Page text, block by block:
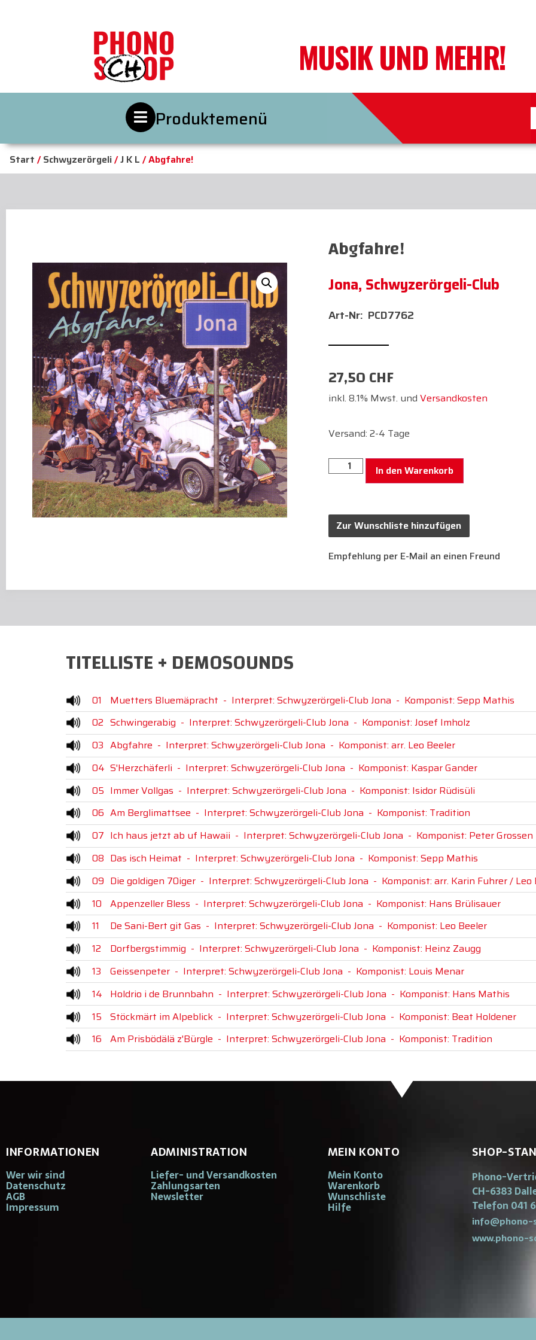
MUSIK UND MEHR!
Produktemenü
Start /Schwyzerörgeli/J K L / Abgfahre!
Abgfahre!
Jona, Schwyzerörgeli-Club
PCD7762
27,50CHF
inkl. 8.1% Mwst. und Versandkosten
Versand: 2-4 Tage
In den Warenkorb
Zur Wunschliste hinzufügen
Empfehlung per E-Mail an einen Freund
TITELLISTE + DEMOSOUNDS
01 Muetters Bluemäpracht - Interpret: Schwyzerörgeli-Club Jona - Komponist: Sepp Mathis
02 Schwingerabig - Interpret: Schwyzerörgeli-Club Jona - Komponist: Josef Imholz
03 Abgfahre - Interpret: Schwyzerörgeli-Club Jona - Komponist: arr. Leo Beeler
04 S'Herzchäferli - Interpret: Schwyzerörgeli-Club Jona - Komponist: Kaspar Gander
05 Immer Vollgas - Interpret: Schwyzerörgeli-Club Jona - Komponist: Isidor Rüdisüli
06 Am Berglimattsee - Interpret: Schwyzerörgeli-Club Jona - Komponist: Tradition
07 Ich haus jetzt ab uf Hawaii - Interpret: Schwyzerörgeli-Club Jona - Komponist: Peter Grossen
08 Das isch Heimat - Interpret: Schwyzerörgeli-Club Jona - Komponist: Sepp Mathis
09 Die goldigen 70iger- Interpret: Schwyzerörgeli-Club Jona - Komponist: arr. Karin Fuhrer / Leo
10 Appenzeller Bless - Interpret: Schwyzerörgeli-Club Jona - Komponist: Hans Brülisauer
11
De Sani-Bert git Gas - Interpret: Schwyzerörgeli-Club Jona - Komponist: Leo Beeler
12
Dorfbergstimmig - Interpret: Schwyzerörgeli-Club Jona - Komponist: Heinz Zaugg
13
Geissenpeter- Interpret: Schwyzerörgeli-Club Jona - Komponist: Louis Menar
14 Holdrio i de Brunnbahn - Interpret: Schwyzerörgeli-Club Jona - Komponist: Hans Mathis
15 Stöckmärt im Alpeblick- Interpret: Schwyzerörgeli-Club Jona - Komponist: Beat Holdener
16 Am Prisbödälä z'Bürgle - Interpret: Schwyzerörgeli-Club Jona - Komponist: Tradition
INFORMATIONEN
Wer wir sind
Datenschutz
AGB
Impressum
ADMINISTRATION
Liefer- und Versandkosten
Zahlungsarten
Newsletter
MEIN KONTO
Mein Konto
Warenkorb
Wunschliste
Hilfe
SHOP-
Phono-
CH-6383
Telefon 041
info@phono-
www.phono-